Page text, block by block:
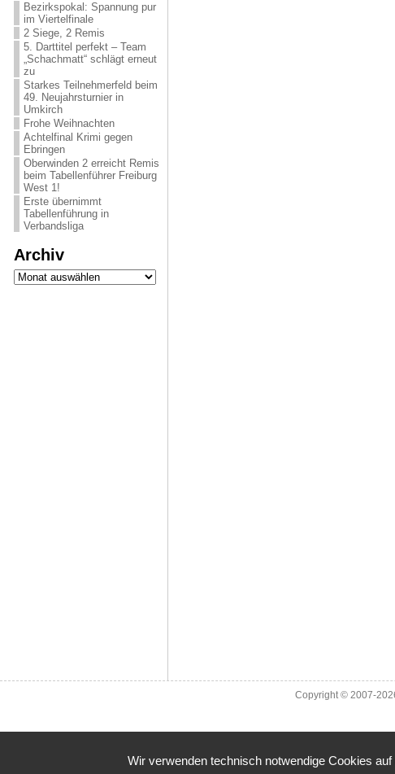
Bezirkspokal: Spannung pur
im Viertelfinale
2 Siege, 2 Remis
5. Darttitel perfekt – Team
„Schachmatt“ schlägt erneut
zu
Starkes Teilnehmerfeld beim
49. Neujahrsturnier in
Umkirch
Frohe Weihnachten
Achtelfinal Krimi gegen
Ebringen
Oberwinden 2 erreicht Remis
beim Tabellenführer Freiburg
West 1!
Erste übernimmt
Tabellenführung in
Verbandsliga
Archiv
Archiv
Copyright © 2007-
Wir verwenden technisch notwendige Cookies